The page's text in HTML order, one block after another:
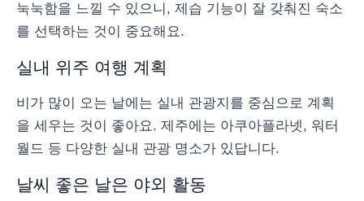
눅눅함을 느낄 수 있으니, 제습 기능이 잘 갖춰진 숙소
를 선택하는 것이 중요해요.
실내 위주 여행 계획
비가 많이 오는 날에는 실내 관광지를 중심으로 계획
을 세우는 것이 좋아요. 제주에는 아쿠아플라넷, 워터
월드 등 다양한 실내 관광 명소가 있답니다.
날씨 좋은 날은 야외 활동